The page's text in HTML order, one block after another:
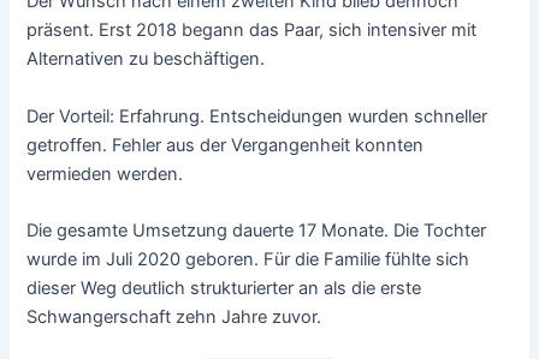
präsent. Erst 2018 begann das Paar, sich intensiver mit
Alternativen zu beschäftigen.
Der Vorteil: Erfahrung. Entscheidungen wurden schneller
getroffen. Fehler aus der Vergangenheit konnten
vermieden werden.
Die gesamte Umsetzung dauerte 17 Monate. Die Tochter
wurde im Juli 2020 geboren. Für die Familie fühlte sich
dieser Weg deutlich strukturierter an als die erste
Schwangerschaft zehn Jahre zuvor.